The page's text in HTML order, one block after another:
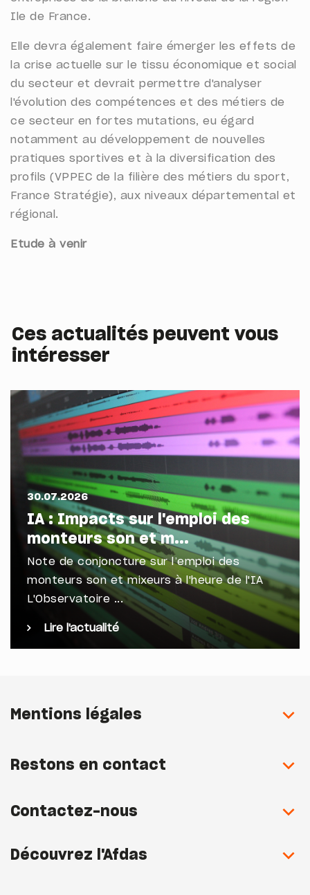
Ile de France.
Elle devra également faire émerger les effets de
la crise actuelle sur le tissu économique et social
du secteur et devrait permettre d'analyser
l'évolution des compétences et des métiers de
ce secteur en fortes mutations, eu égard
notamment au développement de nouvelles
pratiques sportives et à la diversification des
profils (VPPEC de la filière des métiers du sport,
France Stratégie), aux niveaux départemental et
régional.
Etude à venir
Ces actualités peuvent vous
intéresser
30.07.2026
IA : Impacts sur l'emploi des
monteurs son et m...
Note de conjoncture sur l’emploi des
monteurs son et mixeurs à l'heure de l'IA
L'Observatoire ...
Lire l'actualité
Mentions légales
Restons en contact
Contactez-nous
Découvrez l'Afdas